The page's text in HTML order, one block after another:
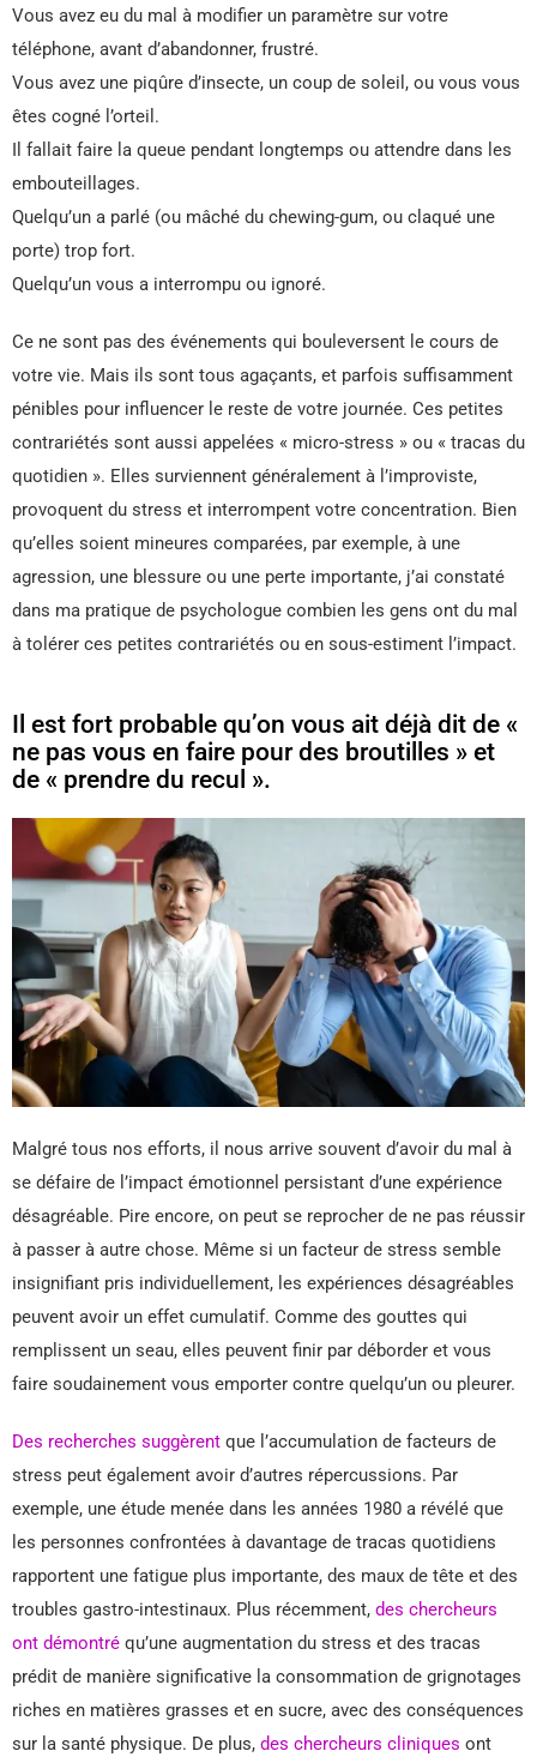
Vous avez eu du mal à modifier un paramètre sur votre
téléphone, avant d’abandonner, frustré.
Vous avez une piqûre d’insecte, un coup de soleil, ou vous vous
êtes cogné l’orteil.
Il fallait faire la queue pendant longtemps ou attendre dans les
embouteillages.
Quelqu’un a parlé (ou mâché du chewing-gum, ou claqué une
porte) trop fort.
Quelqu’un vous a interrompu ou ignoré.
Ce ne sont pas des événements qui bouleversent le cours de
votre vie. Mais ils sont tous agaçants, et parfois suffisamment
pénibles pour influencer le reste de votre journée. Ces petites
contrariétés sont aussi appelées « micro-stress » ou « tracas du
quotidien ». Elles surviennent généralement à l’improviste,
provoquent du stress et interrompent votre concentration. Bien
qu’elles soient mineures comparées, par exemple, à une
agression, une blessure ou une perte importante, j’ai constaté
dans ma pratique de psychologue combien les gens ont du mal
à tolérer ces petites contrariétés ou en sous-estiment l’impact.
Il est fort probable qu’on vous ait déjà dit de «
ne pas vous en faire pour des broutilles » et
de « prendre du recul ».
Malgré tous nos efforts, il nous arrive souvent d’avoir du mal à
se défaire de l’impact émotionnel persistant d’une expérience
désagréable. Pire encore, on peut se reprocher de ne pas réussir
à passer à autre chose. Même si un facteur de stress semble
insignifiant pris individuellement, les expériences désagréables
peuvent avoir un effet cumulatif. Comme des gouttes qui
remplissent un seau, elles peuvent finir par déborder et vous
faire soudainement vous emporter contre quelqu’un ou pleurer.
Des recherches suggèrent que l’accumulation de facteurs de
stress peut également avoir d’autres répercussions. Par
exemple, une étude menée dans les années 1980 a révélé que
les personnes confrontées à davantage de tracas quotidiens
rapportent une fatigue plus importante, des maux de tête et des
troubles gastro-intestinaux. Plus récemment, des chercheurs
ont démontré qu’une augmentation du stress et des tracas
prédit de manière significative la consommation de grignotages
riches en matières grasses et en sucre, avec des conséquences
sur la santé physique. De plus, des chercheurs cliniques ont